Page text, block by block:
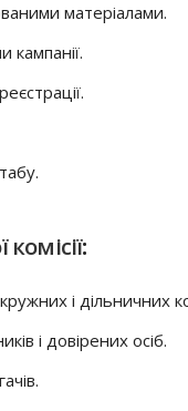
матеріалами.
кампанії.
:
і дільничних
і довірених осіб.